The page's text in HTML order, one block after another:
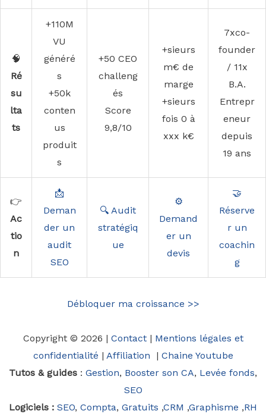
🧠
Ré
su
lta
ts
+110M
VU
généré
s
+50k
conten
us
produit
s
+50 CEO
challeng
és
Score
9,8/10
+sieurs
m€ de
marge
+sieurs
fois 0 à
xxx k€
7xco-
founder
/ 11x
B.A.
Entrepr
eneur
depuis
19 ans
👉
Ac
tio
n
📩
Deman
der un
audit
SEO
🔍 Audit
stratégiq
ue
⚙️
Demand
er un
devis
🤝
Réserve
r un
coachin
g
Débloquer ma croissance >>
Copyright © 2026 | Contact| Mentions légales et
confidentialité | Affiliation | Chaine Youtube
Tutos & guides : Gestion, Booster son CA, Levée fonds,
SEO
Logiciels : SEO, Compta, Gratuits ,CRM ,Graphisme ,RH